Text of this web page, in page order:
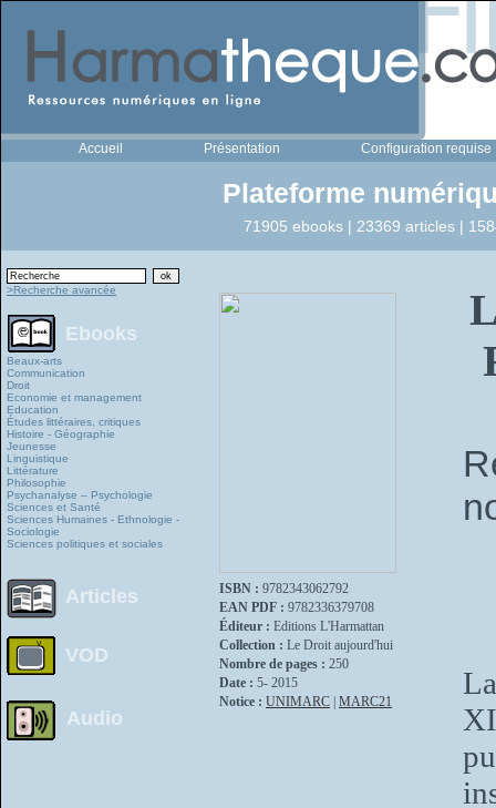
Accueil Présentation Configuration requise
Plateforme
71905 ebooks | 23369 articles |
>Recherche avancée
Ebooks
Beaux-arts
Communication
Droit
Economie et management
Education
Études littéraires, critiques
Histoire - Géographie
Jeunesse
Linguistique
Littérature
Philosophie
Psychanalyse – Psychologie
Sciences et Santé
Sciences Humaines - Ethnologie -
Sociologie
Sciences politiques et sociales
Articles
VOD
Audio
ISBN : 9782343062792
EAN PDF : 9782336379708
Éditeur : Editions L'Harmattan
Collection : Le Droit aujourd'hui
Nombre de pages : 250
Date : 5- 2015
Notice : UNIMARC MARC21